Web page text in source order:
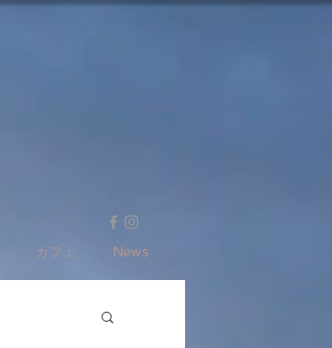
カフェ News